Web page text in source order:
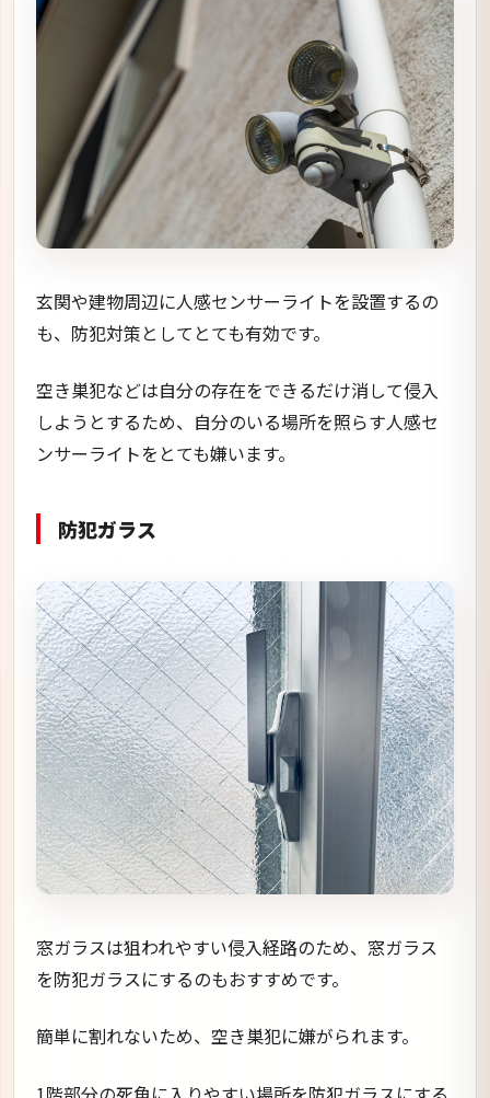
玄関や建物周辺に人感センサーライトを設置するの
も、防犯対策としてとても有効です。
空き巣犯などは自分の存在をできるだけ消して侵入
しようとするため、自分のいる場所を照らす人感セ
ンサーライトをとても嫌います。
防犯ガラス
窓ガラスは狙われやすい侵入経路のため、窓ガラス
を防犯ガラスにするのもおすすめです。
簡単に割れないため、空き巣犯に嫌がられます。